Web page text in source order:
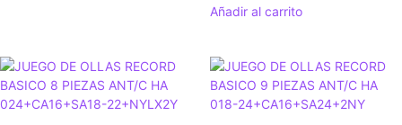
Añadir al carrito